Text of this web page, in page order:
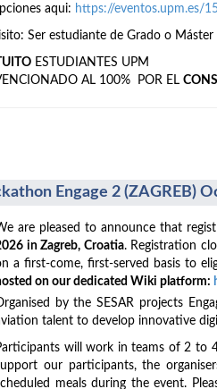
aqui: https://eventos.upm.es/
Ser estudiante de Grado o Máster
ESTUDIANTES UPM
AL 100% POR EL
Engage 2 (ZAGREB)
are pleased to announce that
in Zagreb, Croatia. Registration
a first-come, first-served basis to
on our dedicated Wiki platform:
by the SESAR projects
talent to develop innovative
will work in teams of 2 to
our participants, the
meals during the event.